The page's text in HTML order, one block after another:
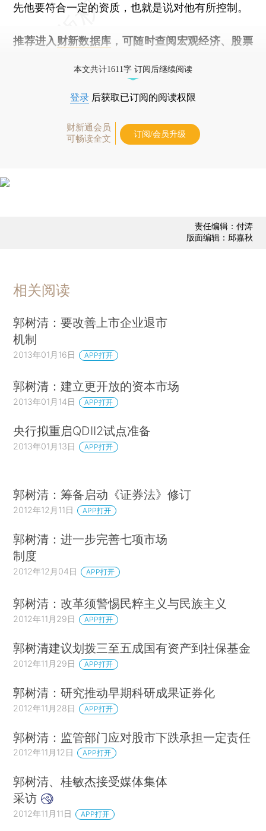
先他要符合一定的资质，也就是说对他有所控制。
推荐进入 财新数据库 ，可随时查阅宏观经济、股票
本文共计1611字 订阅后继续阅读
登录 后获取已订阅的阅读权限
财新通会员
可畅读全文
订阅/会员升级
责任编辑：付涛
版面编辑：邱嘉秋
相关阅读
郭树清：要改善上市企业退市
机制
2013年01月16日 APP打开
郭树清：建立更开放的资本市场
2013年01月14日 APP打开
央行拟重启QDII2试点准备
2013年01月13日 APP打开
郭树清：筹备启动《证券法》修订
2012年12月11日 APP打开
郭树清：进一步完善七项市场
制度
2012年12月04日 APP打开
郭树清：改革须警惕民粹主义与民族主义
2012年11月29日 APP打开
郭树清建议划拨三至五成国有资产到社保基金
2012年11月29日 APP打开
郭树清：研究推动早期科研成果证券化
2012年11月28日 APP打开
郭树清：监管部门应对股市下跌承担一定责任
2012年11月12日 APP打开
郭树清、桂敏杰接受媒体集体
采访
2012年11月11日 APP打开